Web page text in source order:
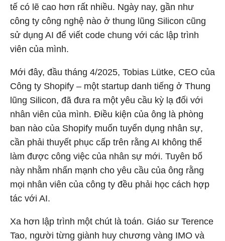
tế có lẽ cao hơn rất nhiều. Ngày nay, gần như
công ty công nghệ nào ở thung lũng Silicon cũng
sử dụng AI để viết code chung với các lập trình
viên của mình.
Mới đây, đầu tháng 4/2025, Tobias Lütke, CEO của
Công ty Shopify – một startup danh tiếng ở Thung
lũng Silicon, đã đưa ra một yêu cầu kỳ lạ đối với
nhân viên của mình. Điều kiện của ông là phòng
ban nào của Shopify muốn tuyển dụng nhân sự,
cần phải thuyết phục cấp trên rằng AI không thể
làm được công việc của nhân sự mới. Tuyên bố
này nhằm nhấn mạnh cho yêu cầu của ông rằng
mọi nhân viên của công ty đều phải học cách hợp
tác với AI.
Xa hơn lập trình một chút là toán. Giáo sư Terence
Tao, người từng giành huy chương vàng IMO và